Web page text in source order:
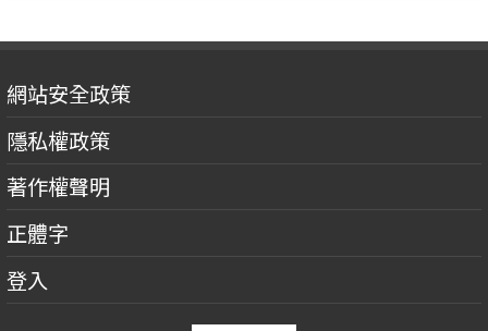
網站安全政策
隱私權政策
著作權聲明
正體字
登入